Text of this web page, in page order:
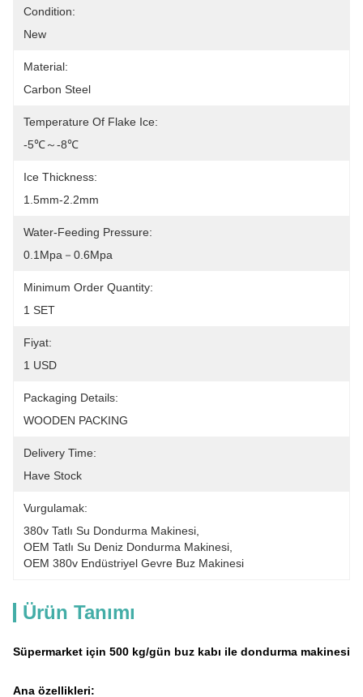
Condition:
New
Material:
Carbon Steel
Temperature Of Flake Ice:
-5℃～-8℃
Ice Thickness:
1.5mm-2.2mm
Water-Feeding Pressure:
0.1Mpa－0.6Mpa
Minimum Order Quantity:
1 SET
Fiyat:
1 USD
Packaging Details:
WOODEN PACKING
Delivery Time:
Have Stock
Vurgulamak:
380v Tatlı Su Dondurma Makinesi
OEM Tatlı Su Deniz Dondurma Makinesi
OEM 380v Endüstriyel Gevre Buz Makinesi
Ürün Tanımı
Süpermarket için 500 kg/gün buz kabı ile dondurma makinesi
Ana özellikleri: